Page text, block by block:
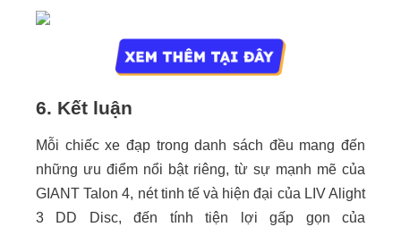
6. Kết luận
Mỗi chiếc xe đạp trong danh sách đều mang đến
những ưu điểm nổi bật riêng, từ sự mạnh mẽ của
GIANT Talon 4, nét tinh tế và hiện đại của LIV Alight
3 DD Disc, đến tính tiện lợi gấp gọn của